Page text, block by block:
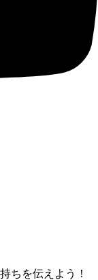
ちを伝えよう！